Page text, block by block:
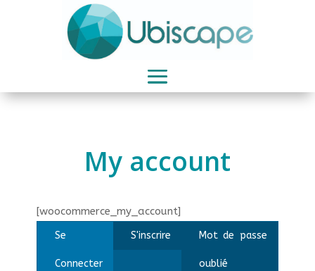
My account
[woocommerce_my_account]
Se
Connecter
S'inscrire Mot de passe
oublié